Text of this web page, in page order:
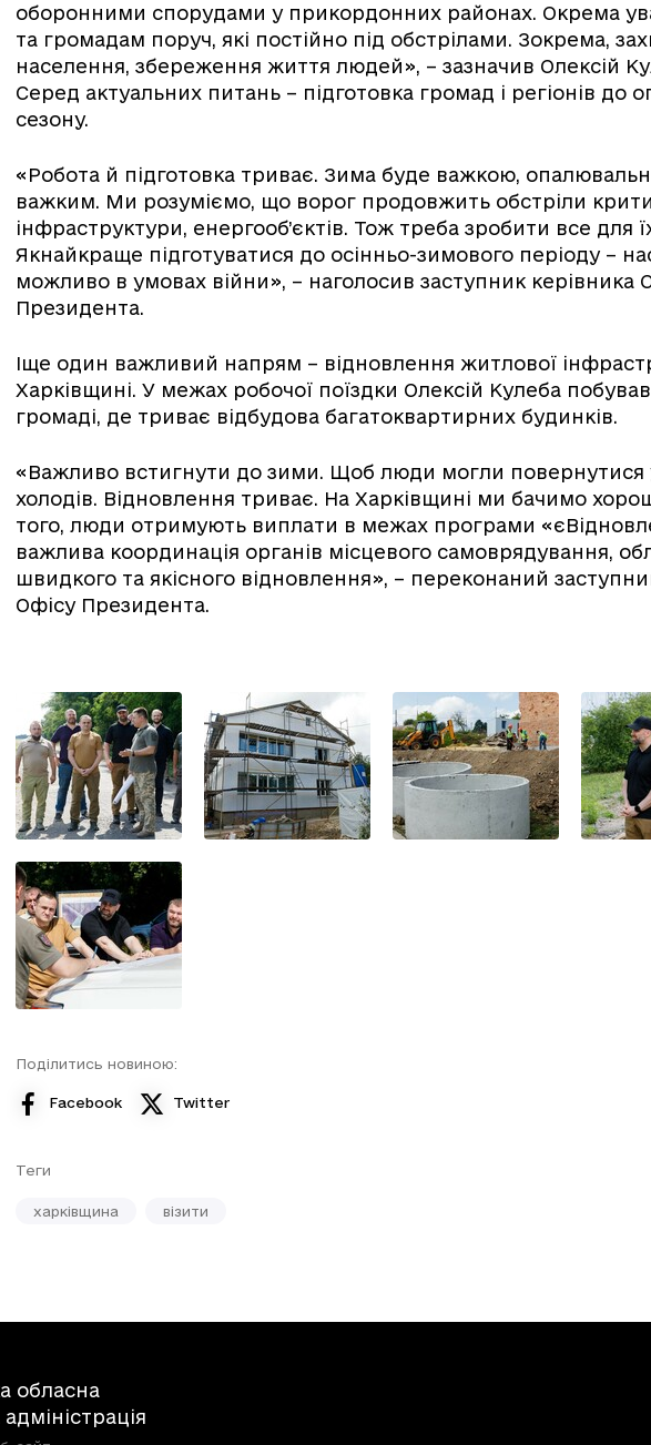
оборонними спорудами у прикордонних районах. Окрема
та громадам поруч, які постійно під обстрілами. Зокрема,
населення, збереження життя людей», – зазначив Олексій
Серед актуальних питань – підготовка громад і регіонів до
сезону.
«Робота й підготовка триває. Зима буде важкою,
важким. Ми розуміємо, що ворог продовжить обстріли
інфраструктури, енергооб’єктів. Тож треба зробити все для
Якнайкраще підготуватися до осінньо-зимового періоду –
можливо в умовах війни», – наголосив заступник керівника
Президента.
Іще один важливий напрям – відновлення житлової
Харківщині. У межах робочої поїздки Олексій Кулеба побував
громаді, де триває відбудова багатоквартирних будинків.
«Важливо встигнути до зими. Щоб люди могли повернутися
холодів. Відновлення триває. На Харківщині ми бачимо
того, люди отримують виплати в межах програми
важлива координація органів місцевого самоврядування,
швидкого та якісного відновлення», – переконаний
Офісу Президента.
Поділитись новиною:
Facebook Twitter
Теги
харківщина візити
обласна